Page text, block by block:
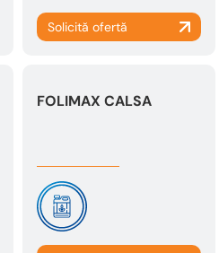
FOLIMAX CALSA